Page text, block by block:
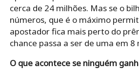
cerca de 24 milhões. Mas se o
números, que é o máximo
apostador fica mais perto do
chance passa a ser de uma em 8
O que acontece se ninguém